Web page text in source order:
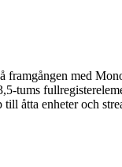
framgången med
tums
åtta enheter och